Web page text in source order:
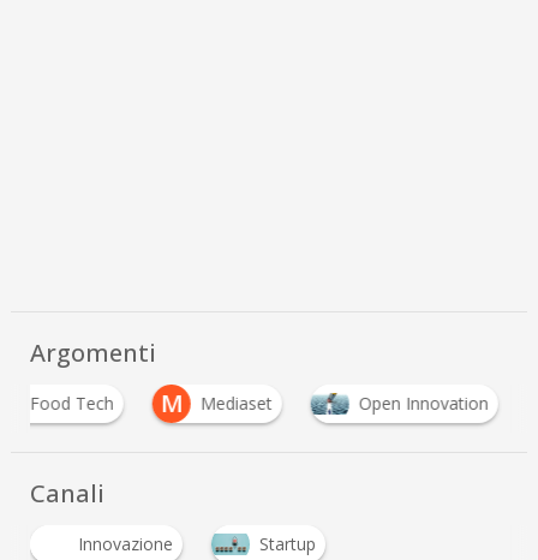
Argomenti
Food Tech M Mediaset Open Innovation
Canali
Innovazione Startup